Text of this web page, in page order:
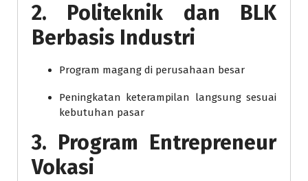
2. Politeknik dan BLK
Berbasis Industri
Program magang di perusahaan besar
Peningkatan keterampilan langsung sesuai
kebutuhan pasar
3. Program Entrepreneur
Vokasi